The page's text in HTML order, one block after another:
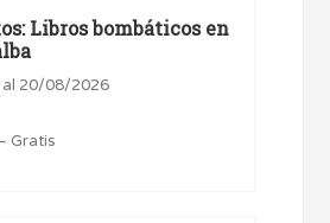
Libros bombáticos en
20/08/2026
Gratis